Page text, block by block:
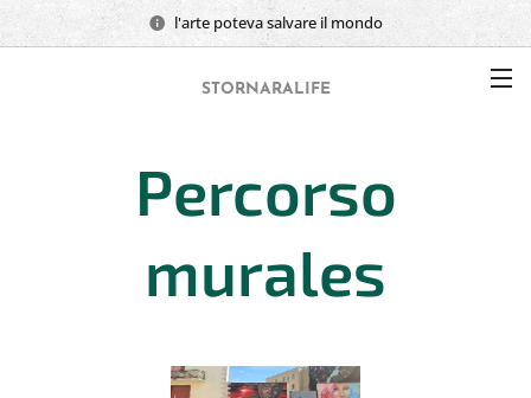
l'arte poteva salvare il mondo
STORNARALIFE
Percorso
murales